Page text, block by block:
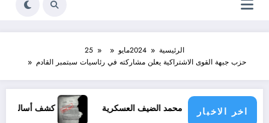
الرئيسية 2024مايو
25
حزب جبهة القوى الاشتراكية يعلن مشاركته في رئاسيات سبتمبر القادم
اخر الاخبار
نظريات الجنرال محمد الضيف العسكرية كشف أساليب المخابرات